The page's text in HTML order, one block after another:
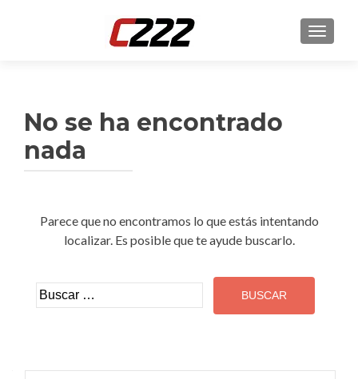
No se ha encontrado
nada
Parece que no encontramos lo que estás intentando
localizar. Es posible que te ayude buscarlo.
Buscar: